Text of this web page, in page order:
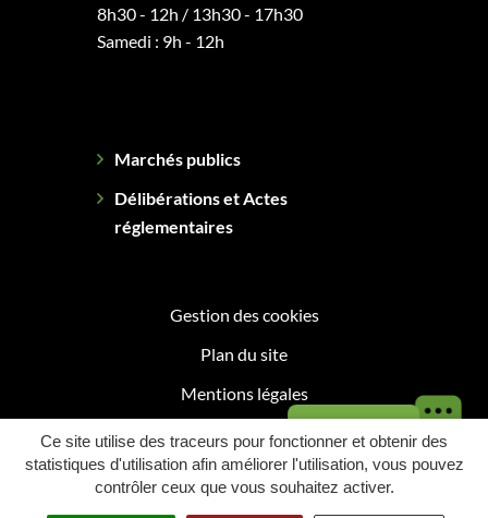
Ce site utilise des traceurs pour fonctionner et obtenir des
statistiques d'utilisation afin améliorer l'utilisation, vous pouvez
contrôler ceux que vous souhaitez activer.
8h30 - 12h / 13h30 - 17h30
Samedi : 9h - 12h
Marchés publics
Délibérations et Actes
réglementaires
Gestion des cookies
Plan du site
Mentions légales
Politique de confidentialité
Accessibilité : Partiellement conforme
Besoin d'aide ?